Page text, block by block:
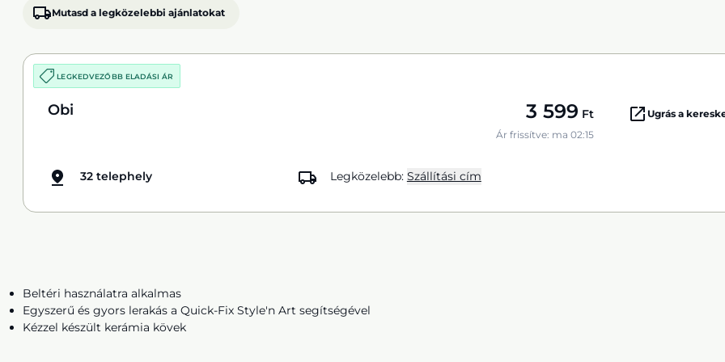
Mutasd a legközelebbi ajánlatokat
LEGKEDVEZŐBB ELADÁSI ÁR
Obi 3 599 Ft
Ár frissítve: ma 02:15
Ugrás a
32 telephely Legközelebb: Szállítási cím
Beltéri használatra alkalmas
Egyszerű és gyors lerakás a Quick-Fix Style'n Art segítségével
Kézzel készült kerámia kövek